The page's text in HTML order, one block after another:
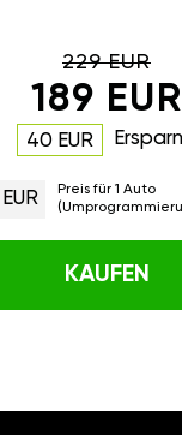
229 EUR
189 EUR
40 EUR
Preis für 1 Auto
KAUFEN